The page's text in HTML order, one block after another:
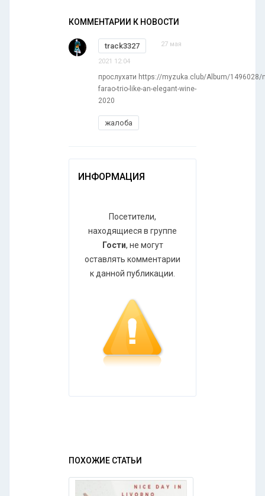
КОММЕНТАРИИ К НОВОСТИ
track3327 27 мая
2021 12:04
прослухати https://myzuka.club/Album/1496028/
farao-trio-like-an-elegant-wine-
2020
жалоба
ИНФОРМАЦИЯ
Посетители,
находящиеся в группе
Гости, не могут
оставлять комментарии
к данной публикации.
ПОХОЖИЕ СТАТЬИ